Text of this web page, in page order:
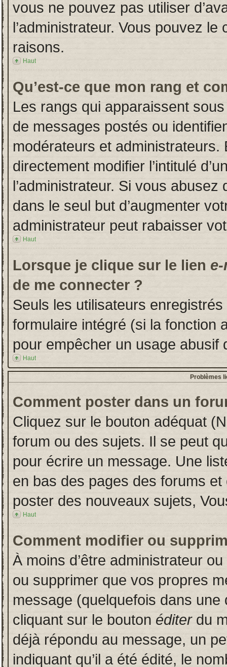
vous ne pouvez pas utiliser
l’administrateur. Vous pouvez
raisons.
Haut
Qu’est-ce que mon rang et
Les rangs qui apparaissent
de messages postés ou
modérateurs et
directement modifier l’intitulé
l’administrateur. Si vous
dans le seul but d’augmenter
administrateur peut rabaisser
Haut
Lorsque je clique sur le lien
de me connecter ?
Seuls les utilisateurs
formulaire intégré (si la fonction
pour empêcher un usage abusif
Haut
Problèmes
Comment poster dans un
Cliquez sur le bouton adéquat
forum ou des sujets. Il se peut
pour écrire un message. Une
en bas des pages des forums
poster des nouveaux sujets,
Haut
Comment modifier ou
À moins d’être administrateur
ou supprimer que vos propres
message (quelquefois dans
cliquant sur le bouton éditerdu
déjà répondu au message, un
indiquant qu’il a été édité, le